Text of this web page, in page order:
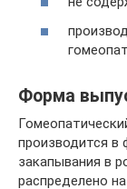
Форма
производится в
закапывания в
распределено